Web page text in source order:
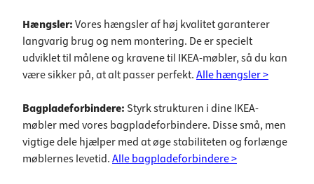
Hængsler:Vores hængsler af høj kvalitet garanterer
langvarig brug og nem montering. De er specielt
udviklet til målene og kravene til IKEA-møbler, så du kan
være sikker på, at alt passer perfekt.Alle hængsler >
Bagpladeforbindere: Styrk strukturen i dine IKEA-
møbler med vores bagpladeforbindere. Disse små, men
vigtige dele hjælper med at øge stabiliteten og forlænge
møblernes levetid.Alle bagpladeforbindere >